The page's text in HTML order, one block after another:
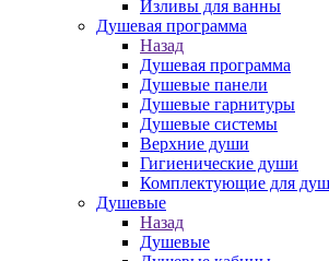
Изливы для ванны
Душевая программа
Назад
Душевая программа
Душевые панели
Душевые гарнитуры
Душевые системы
Верхние души
Гигиенические души
Комплектующие для
Душевые
Назад
Душевые